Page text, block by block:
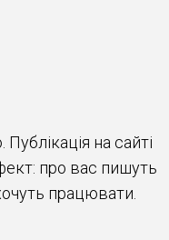
на сайті
про вас пишуть
працювати.